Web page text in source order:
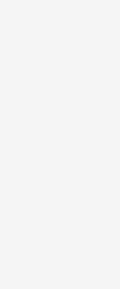
external)